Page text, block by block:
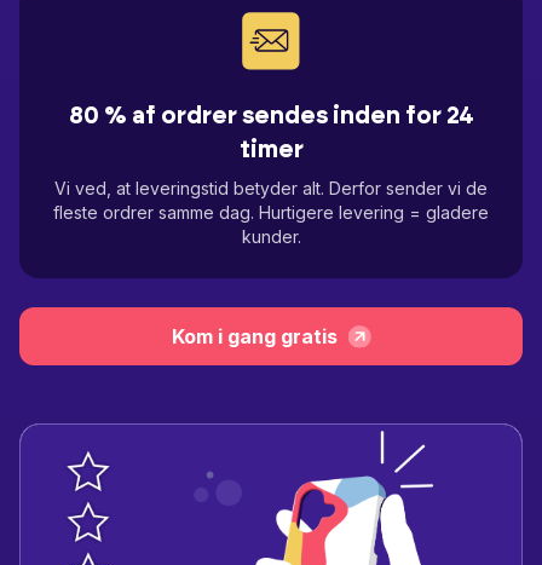
80 % af ordrer sendes inden for 24
timer
Vi ved, at leveringstid betyder alt. Derfor sender vi de
fleste ordrer samme dag. Hurtigere levering = gladere
kunder.
Kom i gang gratis